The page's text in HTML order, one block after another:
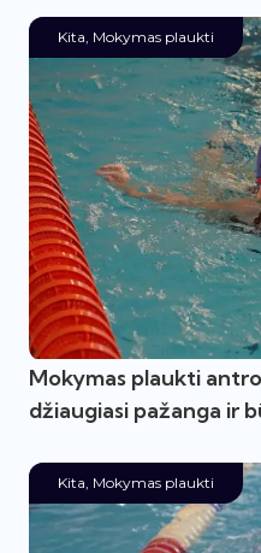
Kita Mokymas plaukti
Mokymas plaukti
džiaugiasi pažanga ir
Kita Mokymas plaukti